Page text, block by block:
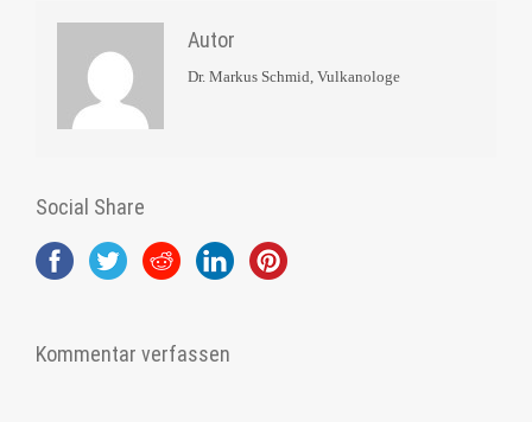
Autor
Dr. Markus Schmid, Vulkanologe
Social Share
Kommentar verfassen